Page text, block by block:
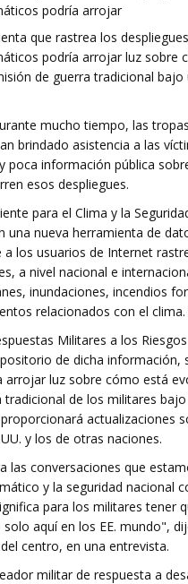
podría arrojar
que rastrea los
podría arrojar luz sobre
de guerra tradicional bajo
mucho tiempo, las tropas
brindado asistencia a las
poca información pública
esos despliegues.
para el Clima y la
una nueva herramienta de
los usuarios de Internet
a nivel nacional e
inundaciones, incendios
relacionados con el
Militares a los
de dicha información,
arrojar luz sobre cómo está
tradicional de los militares
actualizaciones
y los de otras naciones.
las conversaciones que
y la seguridad nacional
para los militares tener
aquí en los EE. mundo",
centro, en una entrevista.
militar de respuesta a